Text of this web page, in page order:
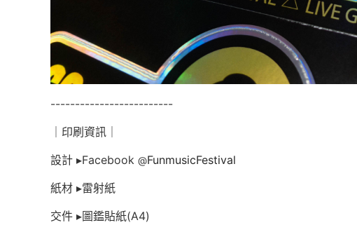
-------------------------
｜印刷資訊｜
設計 ▸Facebook @FunmusicFestival
紙材 ▸雷射紙
交件 ▸圖鑑貼紙(A4)